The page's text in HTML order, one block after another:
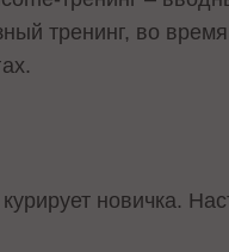
тренинг, во
новичка.